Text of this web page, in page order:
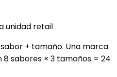
unidad retail
+ tamaño. Una marca
8 sabores × 3 tamaños = 24